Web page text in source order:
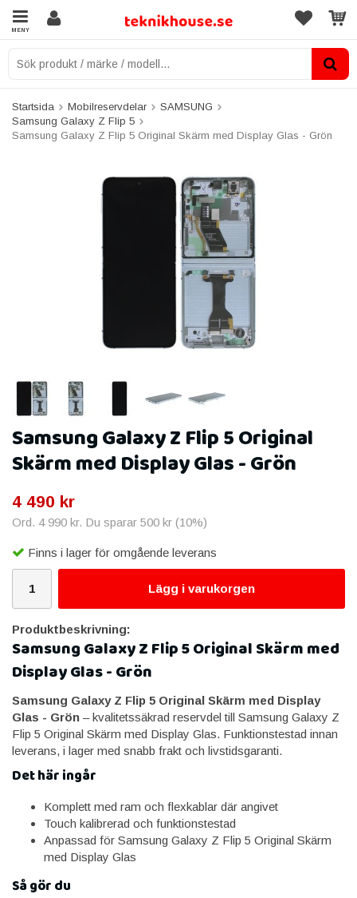
MENY
Startsida Mobilreservdelar
SAMSUNG
Samsung Galaxy Z Flip 5
Samsung Galaxy Z Flip 5 Original Skärm med Display Glas - Grön
Samsung Galaxy Z Flip 5 Original
Skärm med Display Glas - Grön
4 490 kr
Ord. 4 990 kr. Du sparar 500 kr (10%)
Finns i lager för omgående leverans
Lägg i varukorgen
Produktbeskrivning:
Samsung Galaxy Z Flip 5 Original Skärm med
Display Glas - Grön
Samsung Galaxy Z Flip 5 Original Skärm med Display
Glas - Grön – kvalitetssäkrad reservdel till Samsung Galaxy Z
Flip 5 Original Skärm med Display Glas. Funktionstestad innan
leverans, i lager med snabb frakt och livstidsgaranti.
Det här ingår
Komplett med ram och flexkablar där angivet
Touch kalibrerad och funktionstestad
Anpassad för Samsung Galaxy Z Flip 5 Original Skärm
med Display Glas
Så gör du